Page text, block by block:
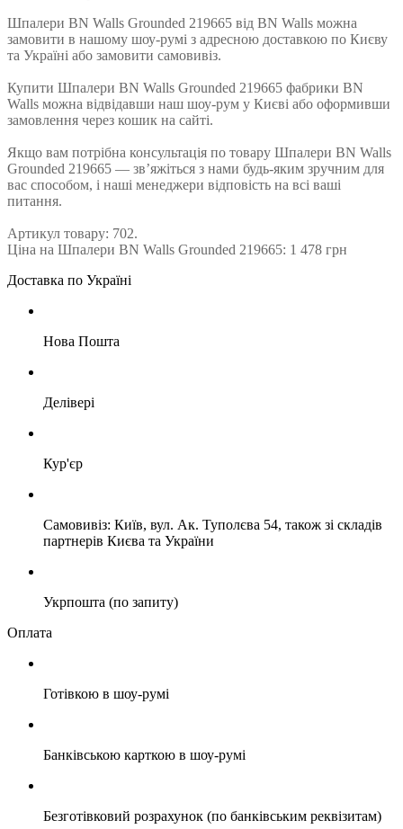
Шпалери BN Walls Grounded 219665 від BN Walls можна
замовити в нашому шоу-румі з адресною доставкою по Києву
та Україні або замовити самовивіз.
Купити Шпалери BN Walls Grounded 219665 фабрики BN
Walls можна відвідавши наш шоу-рум у Києві або оформивши
замовлення через кошик на сайті.
Якщо вам потрібна консультація по товару Шпалери BN Walls
Grounded 219665 — зв’яжіться з нами будь-яким зручним для
вас способом, і наші менеджери відповість на всі ваші
питання.
Артикул товару: 702.
Ціна на Шпалери BN Walls Grounded 219665: 1 478 грн
Доставка по Україні
Нова Пошта
Делівері
Кур'єр
Самовивіз: Київ, вул. Ак. Туполєва 54, також зі складів
партнерів Києва та України
Укрпошта (по запиту)
Оплата
Готівкою в шоу-румі
Банківською карткою в шоу-румі
Безготівковий розрахунок (по банківським реквізитам)